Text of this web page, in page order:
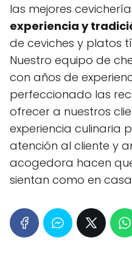
las mejores
experiencia y
de ceviches y platos
Nuestro equipo de
con años de
perfeccionado las
ofrecer a nuestros
experiencia culinaria
atención al cliente y
acogedora hacen
sientan como en